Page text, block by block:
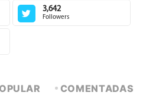
3,642
Followers
COMENTADAS